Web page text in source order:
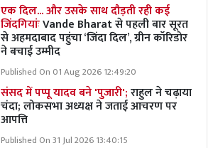
एक दिल... और उसके साथ दौड़ती रही कई
जिंदगियांःVande Bharat से पहली बार सूरत
से अहमदाबाद पहुंचा ‘जिंदा दिल’, ग्रीन कॉरिडोर
ने बचाई उम्मीद
Published On 01 Aug 2026 12:49:20
संसद में पप्पू यादव बने 'पुजारी';राहुल ने चढ़ाया
चंदा; लोकसभा अध्यक्ष ने जताई आचरण पर
आपत्ति
Published On 31 Jul 2026 13:40:15